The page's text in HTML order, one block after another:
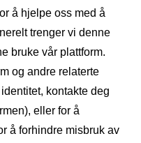
å hjelpe oss med å
trenger vi denne
bruke vår plattform.
og andre relaterte
kontakte deg
eller for å
å forhindre misbruk av